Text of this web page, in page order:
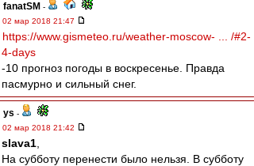
fanatSM -
02 мар 2018 21:47
https://www.gismeteo.ru/weather-moscow- ... /#2-
4-days
-10 прогноз погоды в воскресенье. Правда
пасмурно и сильный снег.
ys -
02 мар 2018 21:42
slava1
На субботу перенести было нельзя. В субботу